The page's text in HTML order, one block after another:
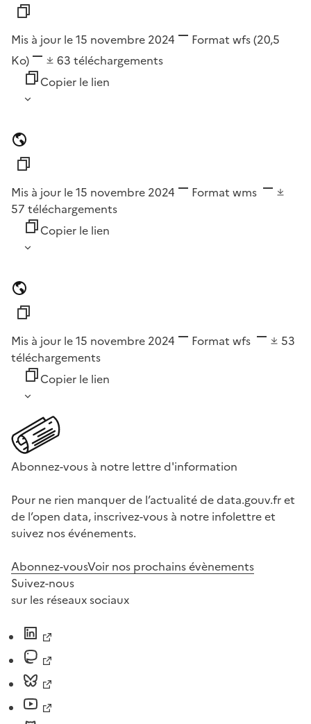
Mis à jour le 15 novembre 2024 Format wfs(20,5
Ko)
63 téléchargements
Copier le lien
Mis à jour le 15 novembre 2024 Format wms
57 téléchargements
Copier le lien
Mis à jour le 15 novembre 2024 Format wfs
53
téléchargements
Copier le lien
Abonnez-vous à notre lettre d'information
Pour ne rien manquer de l’actualité de data.gouv.fr et
de l’open data, inscrivez-vous à notre infolettre et
suivez nos événements.
Abonnez-vousVoir nos prochains évènements
Suivez-nous
sur les réseaux sociaux